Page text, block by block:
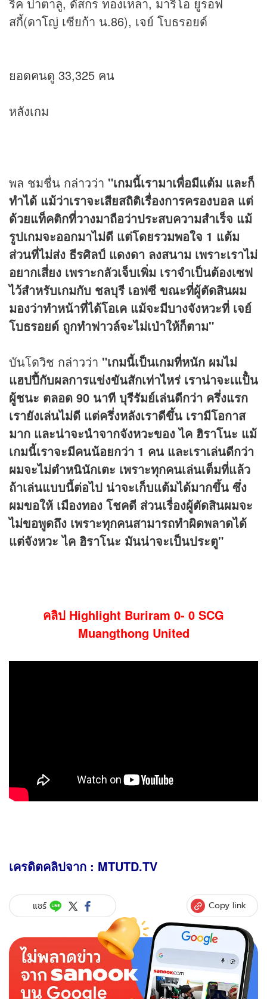
สกี้(ดาโญ่ เซียก้า น.86), เจย์ โบธรอยด์
ยอดคนดู 33,325 คน
หลังเกม
พล ชมชื่น กล่าวว่า "เกมนี้เรามาเพื่อมีแต้ม และก็
ทำได้ แม้ว่าเราจะเสียสถิติเรื่องการครองบอล แต่
ด้วยแท็คติกที่วางมาถือว่าประสบความสำเร็จ แม้
รูปเกมจะออกมาไม่ดี แต่โดยรวมพอใจ 1 แต้ม
ส่วนที่ไม่ส่ง ธีรศิลป์ แดงดา ลงสนาม เพราะเราไม่
อยากเสี่ยง เพราะกลัวเจ็บเพิ่ม เราจำเป็นต้องเซฟ
ไว้สำหรับเกมกับ ชลบุรี เอฟซี ขณะที่ผู้ตัดสินผม
มองว่าทำหน้าที่ได้โอเค แม้จะมีบางจังหวะที่ เจย์
โบธรอยด์ ถูกทำฟาวล์จะไม่เป่าให้ก็ตาม"
บันโดวิช กล่าวว่า "เกมนี้เป็นเกมที่หนัก ผมไม่
แฮปปี้กับผลการแข่งขันสักเท่าไหร่ เราน่าจะเแป็๋น
ผู้ชนะ ตลอด 90 นาที บุรีรัมย์เล่นดีกว่า ครึ่งแรก
เรายังเล่นไม่ดี แต่ครึ่งหลังเราดีขึ้น เรามีโอกาส
มาก และน่าจะนำจากจังหวะของ ไค ฮิราโนะ แม้
เกมนี้เราจะมีคนน้อยกว่า 1 คน และเราเล่นดีกว่า
ผมจะไม่ตำหนินักเตะ เพราะทุกคนเล่นเต็มที่แล้ว
ถ้าเล่นแบบนี้ต่อไป น่าจะเก็บแต้มได้มากขึ้น ซึ่ง
ผมขอให้ เมืองทอง โชคดี ส่วนเรื่องผู้ตัดสินผมจะ
ไม่ขอพูดถึง เพราะทุกคนสามารถทำผิดพลาดได้
แต่จังหวะ ไค ฮิราโนะ มันน่าจะเป็นประตู"
คลิป Highlight Buriram 0- 0 SCG
Muangthong United
เครดิตคลิปจาก : MTUTD.TV
แชร์ Copy link